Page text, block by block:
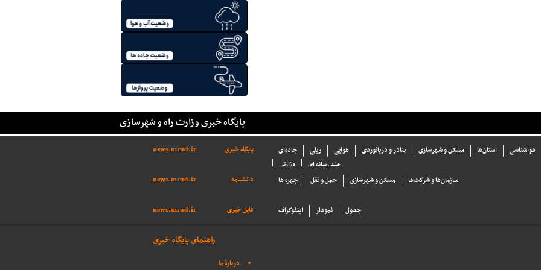
پایگاه خبری وزارت راه و شهرسازی
پایگاه خبری news.mrud.ir جاده‌ای ریلی هوایی بنادر و دریانوردی مسکن و شهرسازی استان‌ها
هواشناسی
وزارتی
چند رسانه ای
دانشنامه
news.mrud.ir چهره ها حمل و نقل مسکن و شهرسازی سازما‌ن‌ها و شركت‌ها
فایل خبری news.mrud.ir اینفوگراف نمودار جدول
راهنمای پایگاه خبری
دربارهٔ ما